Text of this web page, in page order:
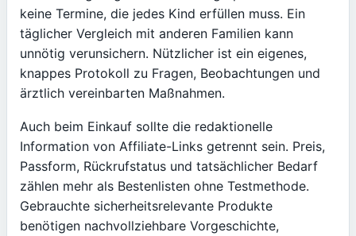
keine Termine, die jedes Kind erfüllen muss. Ein
täglicher Vergleich mit anderen Familien kann
unnötig verunsichern. Nützlicher ist ein eigenes,
knappes Protokoll zu Fragen, Beobachtungen und
ärztlich vereinbarten Maßnahmen.
Auch beim Einkauf sollte die redaktionelle
Information von Affiliate-Links getrennt sein. Preis,
Passform, Rückrufstatus und tatsächlicher Bedarf
zählen mehr als Bestenlisten ohne Testmethode.
Gebrauchte sicherheitsrelevante Produkte
benötigen nachvollziehbare Vorgeschichte,